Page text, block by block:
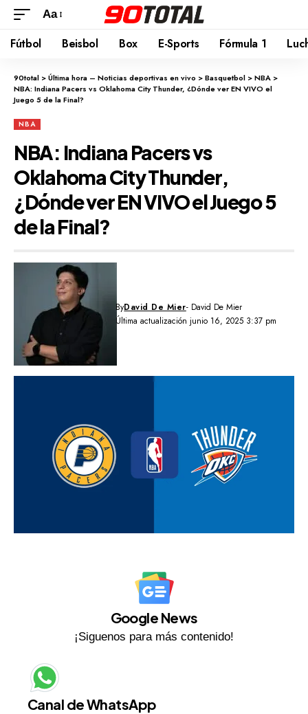
Aa
Fútbol Beisbol Box E-Sports Fórmula 1
90total >Última hora – Noticias deportivas en vivo >Basquetbol >NBA >
NBA: Indiana Pacers vs Oklahoma City Thunder, ¿Dónde ver EN VIVO el
Juego 5 de la Final?
NBA
NBA: Indiana Pacers vs
Oklahoma City Thunder,
¿Dónde ver EN VIVO el Juego 5
de la Final?
Última actualización junio 16, 2025 3:37 pm
ByDavid De Mier- David De Mier
Google News
¡Siguenos para más contenido!
Canal de WhatsApp